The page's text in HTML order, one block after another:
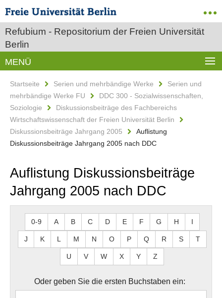
Refubium - Repositorium der Freien Universität
Berlin
MENÜ
Startseite Serien und mehrbändige Werke
Serien und
mehrbändige Werke FU
DDC 300 - Sozialwissenschaften,
Soziologie
Diskussionsbeiträge des Fachbereichs
Wirtschaftswissenschaft der Freien Universität Berlin
Diskussionsbeiträge Jahrgang 2005
Auflistung
Diskussionsbeiträge Jahrgang 2005 nach DDC
Auflistung Diskussionsbeiträge
Jahrgang 2005 nach DDC
0-9 A B C D E F G H I
J K L M N O P Q R S T
U V W X Y Z
Oder geben Sie die ersten Buchstaben ein: